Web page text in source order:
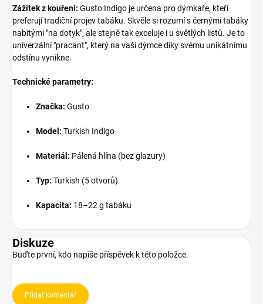
Zážitek z kouření: Gusto Indigo je určena pro dýmkaře, kteří
preferují tradiční projev tabáku. Skvěle si rozumí s černými tabáky
nabitými "na dotyk", ale stejně tak exceluje i u světlých listů. Je to
univerzální "pracant", který na vaší dýmce díky svému unikátnímu
odstínu vynikne.
Technické parametry:
Značka: Gusto
Model: Turkish Indigo
Materiál: Pálená hlína (bez glazury)
Typ: Turkish (5 otvorů)
Kapacita: 18–22 g tabáku
Diskuze
Buďte první, kdo napíše příspěvek k této položce.
Přidat komentář